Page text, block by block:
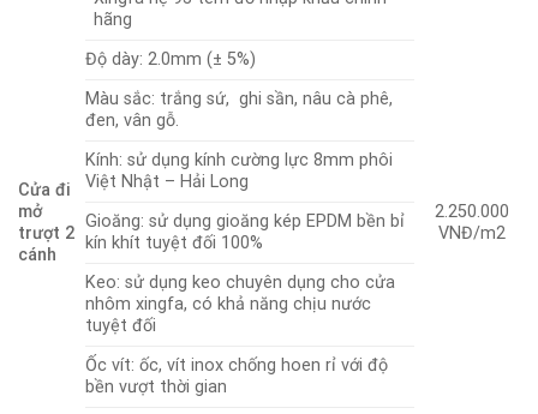
Cửa đi
mở
trượt 2
cánh
hãng
2.250.000
VNĐ/m2
Độ dày: 2.0mm (± 5%)
Màu sắc: trắng sứ, ghi sần, nâu cà phê,
đen, vân gỗ.
Kính: sử dụng kính cường lực 8mm phôi
Việt Nhật – Hải Long
Gioăng: sử dụng gioăng kép EPDM bền bỉ
kín khít tuyệt đối 100%
Keo: sử dụng keo chuyên dụng cho cửa
nhôm xingfa, có khả năng chịu nước
tuyệt đối
Ốc vít: ốc, vít inox chống hoen rỉ với độ
bền vượt thời gian